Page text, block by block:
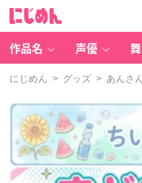
作品名 声優
にじめん > グッズ > あんさ